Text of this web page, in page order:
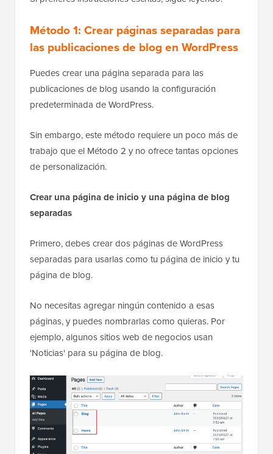
Método 1: Crear páginas separadas para
las publicaciones de blog en WordPress
Puedes crear una página separada para las
publicaciones de blog usando la configuración
predeterminada de WordPress.
Sin embargo, este método requiere un poco más de
trabajo que el Método 2 y no ofrece tantas opciones
de personalización.
Crear una página de inicio y una página de blog
separadas
Primero, debes crear dos páginas de WordPress
separadas para usarlas como tu página de inicio y tu
página de blog.
No necesitas agregar ningún contenido a esas
páginas, y puedes nombrarlas como quieras. Por
ejemplo, algunos sitios web de negocios usan
'Noticias' para su página de blog.